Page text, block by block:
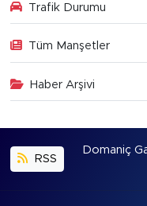
Trafik Durumu
Tüm Manşetler
Haber Arşivi
RSS
Domaniç